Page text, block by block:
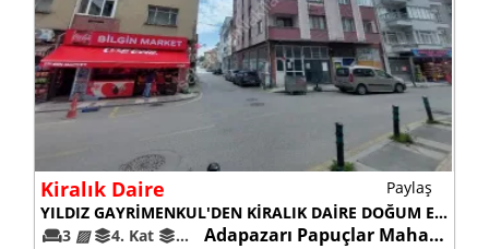
Kiralık Daire
YILDIZ GAYRİMENKUL'DEN KİRALIK DAİRE DOĞUM EVİ İLERİSİ CADDE ÜZERİ
3 ▨ 4. Kat 26+ Adapazarı Papuçlar Mahallesi
Paylaş